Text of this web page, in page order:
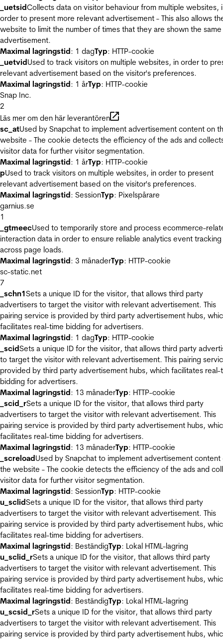
_uetsidCollects data on visitor behaviour from multiple websites,
order to present more relevant advertisement - This also allows
website to limit the number of times that they are shown the same
advertisement.
Maximal lagringstid: 1 dagTyp: HTTP-cookie
_uetvidUsed to track visitors on multiple websites, in order to
relevant advertisement based on the visitor's preferences.
Maximal lagringstid: 1 årTyp: HTTP-cookie
Snap Inc.
2
Läs mer om den här leverantören
sc_atUsed by Snapchat to implement advertisement content on
website - The cookie detects the efficiency of the ads and
visitor data for further visitor segmentation.
Maximal lagringstid: 1 årTyp: HTTP-cookie
pUsed to track visitors on multiple websites, in order to present
relevant advertisement based on the visitor's preferences.
Maximal lagringstid: SessionTyp: Pixelspårare
garnius.se
1
_gtmeecUsed to temporarily store and process ecommerce-
interaction data in order to ensure reliable analytics event tracking
across page loads.
Maximal lagringstid: 3 månaderTyp: HTTP-cookie
sc-static.net
7
_schn1Sets a unique ID for the visitor, that allows third party
advertisers to target the visitor with relevant advertisement. This
pairing service is provided by third party advertisement hubs,
facilitates real-time bidding for advertisers.
Maximal lagringstid: 1 dagTyp: HTTP-cookie
_scidSets a unique ID for the visitor, that allows third party
to target the visitor with relevant advertisement. This pairing
provided by third party advertisement hubs, which facilitates real-
bidding for advertisers.
Maximal lagringstid: 13 månaderTyp: HTTP-cookie
_scid_rSets a unique ID for the visitor, that allows third party
advertisers to target the visitor with relevant advertisement. This
pairing service is provided by third party advertisement hubs,
facilitates real-time bidding for advertisers.
Maximal lagringstid: 13 månaderTyp: HTTP-cookie
_screloadUsed by Snapchat to implement advertisement content
the website - The cookie detects the efficiency of the ads and
visitor data for further visitor segmentation.
Maximal lagringstid: SessionTyp: HTTP-cookie
u_sclidSets a unique ID for the visitor, that allows third party
advertisers to target the visitor with relevant advertisement. This
pairing service is provided by third party advertisement hubs,
facilitates real-time bidding for advertisers.
Maximal lagringstid: BeständigTyp: Lokal HTML-lagring
u_sclid_rSets a unique ID for the visitor, that allows third party
advertisers to target the visitor with relevant advertisement. This
pairing service is provided by third party advertisement hubs,
facilitates real-time bidding for advertisers.
Maximal lagringstid: BeständigTyp: Lokal HTML-lagring
u_scsid_rSets a unique ID for the visitor, that allows third party
advertisers to target the visitor with relevant advertisement. This
pairing service is provided by third party advertisement hubs,